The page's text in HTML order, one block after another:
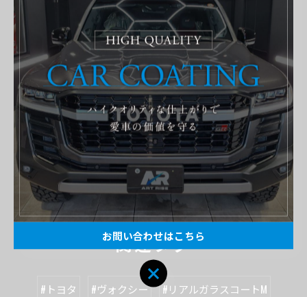
電話番号 : 0297-21-5981
FAX番号 : 0297-21-5982
----------------------------------------------------------------------
新車コーティング ボディカラー 白 TOYOTA 施工事例
< 前のページ 一覧に戻る 次のページ >
関連タグ
#トヨタ #ヴォクシー #リアルガラスコートM
お問い合わせはこちら